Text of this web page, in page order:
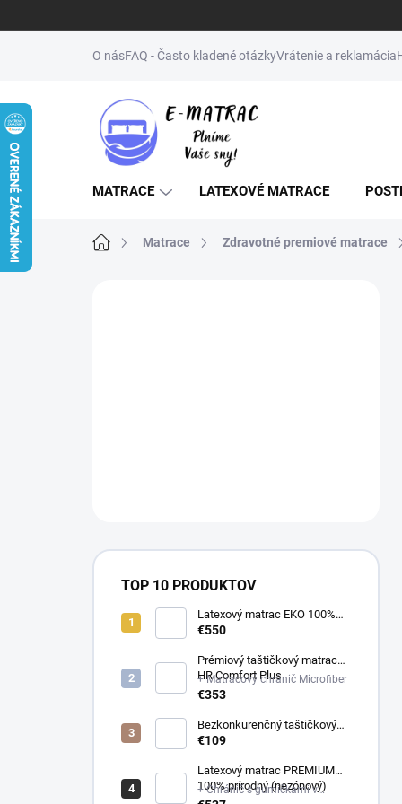
O násFAQ - Často kladené otázkyVrátenie a reklamácia
MATRACE LATEXOVÉ MATRACE
DomovMatrace Zdravotné premiové matrace
TOP 10 PRODUKTOV
Latexový matrac EKO 100%
prírodný (multizónový)
€550
Prémiový taštičkový matrac
HR Comfort Plus
+ Matracový chránič Microfiber
€353
Bezkonkurenčný taštičkový
matrac Optima
€109
Latexový matrac PREMIUM
100% prírodný (nezónový)
+ Chránič s gumičkami v